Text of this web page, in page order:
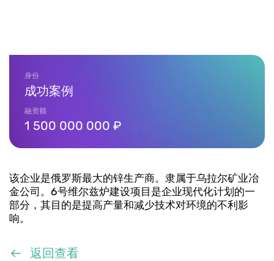
身份
成功案例
融资额
1 500 000 000 ₽
该企业是俄罗斯最大的锌生产商。隶属于乌拉尔矿业冶
金公司。6号维尔兹炉建设项目是企业现代化计划的一
部分，其目的是提高产量和减少技术对环境的不利影
响。
返回查看